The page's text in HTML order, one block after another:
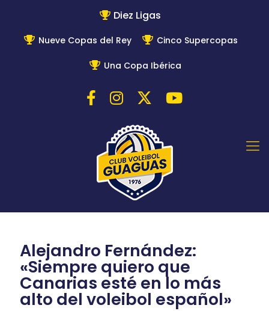
Diez Ligas
Nueve Copas del Rey Cinco Supercopas
Una Copa Ibérica
Alejandro Fernández:
«Siempre quiero que
Canarias esté en lo más
alto del voleibol español»